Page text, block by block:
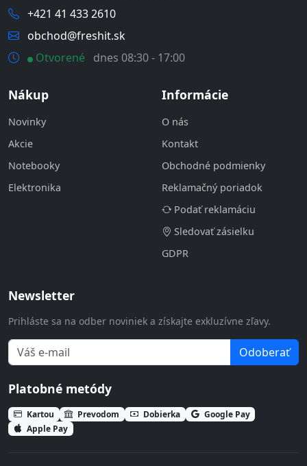
+421 41 433 2610
obchod@freshit.sk
Otvorené
dnes 08:30 - 17:00
Nákup
Novinky
Akcie
Notebooky
Elektronika
Informácie
O nás
Kontakt
Obchodné podmienky
Reklamačný poriadok
Podať reklamáciu
Sledovať zásielku
GDPR
Newsletter
Prihláste sa na odber noviniek a získajte exkluzívne zľavy.
Odoberať
Platobné metódy
Kartou Prevodom Dobierka
Google Pay
Apple Pay